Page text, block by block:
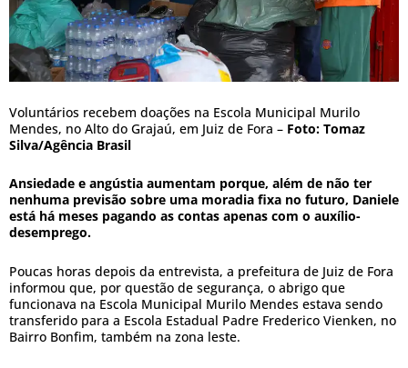
Voluntários recebem doações na Escola Municipal Murilo
Mendes, no Alto do Grajaú, em Juiz de Fora – Foto: Tomaz
Silva/Agência Brasil
Ansiedade e angústia aumentam porque, além de não ter
nenhuma previsão sobre uma moradia fixa no futuro, Daniele
está há meses pagando as contas apenas com o auxílio-
desemprego.
Poucas horas depois da entrevista, a prefeitura de Juiz de Fora
informou que, por questão de segurança, o abrigo que
funcionava na Escola Municipal Murilo Mendes estava sendo
transferido para a Escola Estadual Padre Frederico Vienken, no
Bairro Bonfim, também na zona leste.